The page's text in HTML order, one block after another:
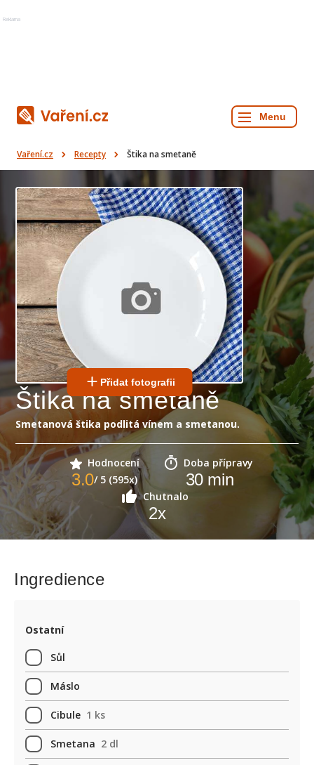
Reklama
Vaření.cz Recepty Štika na smetaně
Přidat fotografii
Štika na smetaně
Smetanová štika podlitá vínem a smetanou.
Hodnocení
3.0/ 5 (595x)
Doba přípravy
30min
Chutnalo
2x
Ingredience
Ostatní
Sůl
Máslo
Cibule 1 ks
Smetana 2 dl